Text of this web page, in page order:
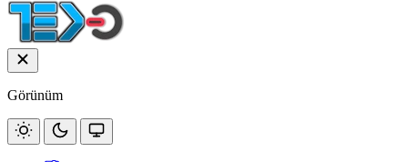
Görünüm